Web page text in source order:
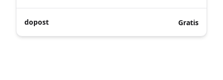
dopost Gratis